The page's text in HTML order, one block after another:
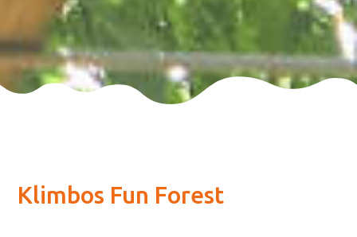
Klimbos Fun Forest